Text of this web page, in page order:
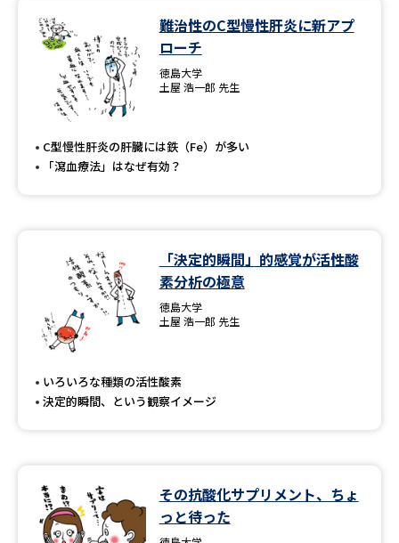
難治性のC型慢性肝炎に新アプ
ローチ
徳島大学
土屋 浩一郎 先生
C型慢性肝炎の肝臓には鉄（Fe）が多い
「瀉血療法」はなぜ有効？
「決定的瞬間」的感覚が活性酸
素分析の極意
徳島大学
土屋 浩一郎 先生
いろいろな種類の活性酸素
決定的瞬間、という観察イメージ
その抗酸化サプリメント、ちょ
っと待った